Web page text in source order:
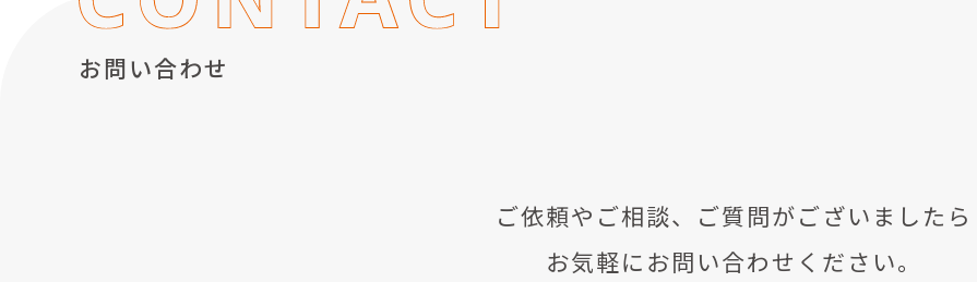
お問い合わせ
ご依頼やご相談、
ご質問がございましたら
お気軽にお問い合わせください。